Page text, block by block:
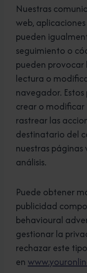
Nuestras
web,
pueden
seguimiento o
pueden provocar
lectura o
navegador. Estos
crear o
rastrear las
destinatario del
nuestras
análisis.
Puede obtener
publicidad
behavioural
gestionar la
rechazar este
en